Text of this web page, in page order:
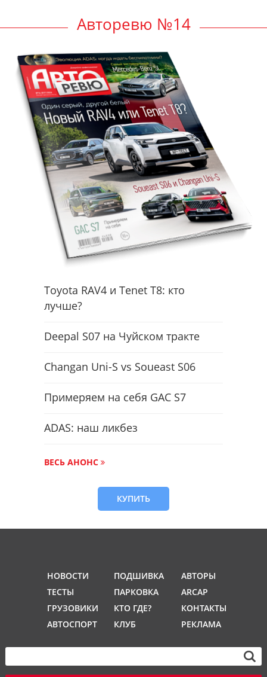
Авторевю №14
Toyota RAV4 и Tenet T8: кто
лучше?
Deepal S07 на Чуйском тракте
Changan Uni-S vs Soueast S06
Примеряем на себя GAC S7
ADAS: наш ликбез
ВЕСЬ АНОНС
КУПИТЬ
НОВОСТИ
ТЕСТЫ
ГРУЗОВИКИ
АВТОСПОРТ
ПОДШИВКА
ПАРКОВКА
КТО ГДЕ?
КЛУБ
АВТОРЫ
ARCAP
КОНТАКТЫ
РЕКЛАМА